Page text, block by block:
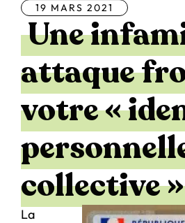
19 MARS 2021
Une
attaque
votre «
collective »
La